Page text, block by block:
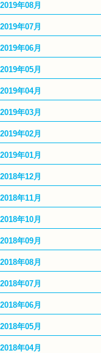
2019年08月
2019年07月
2019年06月
2019年05月
2019年04月
2019年03月
2019年02月
2019年01月
2018年12月
2018年11月
2018年10月
2018年09月
2018年08月
2018年07月
2018年06月
2018年05月
2018年04月